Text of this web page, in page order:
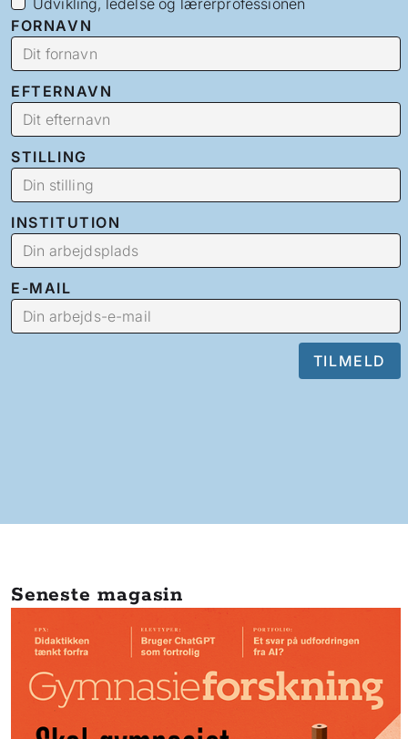
Udvikling, ledelse og lærerprofessionen
FORNAVN
EFTERNAVN
STILLING
INSTITUTION
E-MAIL
Seneste magasin